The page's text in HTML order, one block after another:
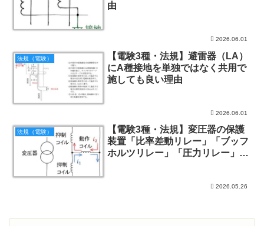
由
2026.06.01
法規（電験）
【電験3種・法規】避雷器（LA）
にA種接地を単独ではなく共用で
施しても良い理由
2026.06.01
法規（電験）
【電験3種・法規】変圧器の保護
装置「比率差動リレー」「ブッフ
ホルツリレー」「圧力リレー」の
2026.05.26